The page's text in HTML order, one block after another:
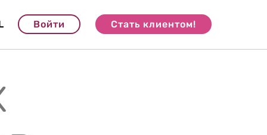
Войти Стать клиентом!